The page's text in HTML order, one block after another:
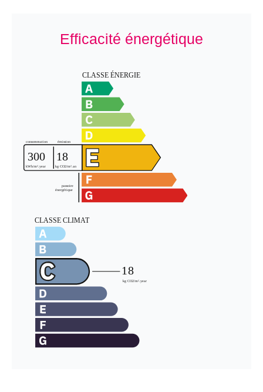
Efficacité énergétique